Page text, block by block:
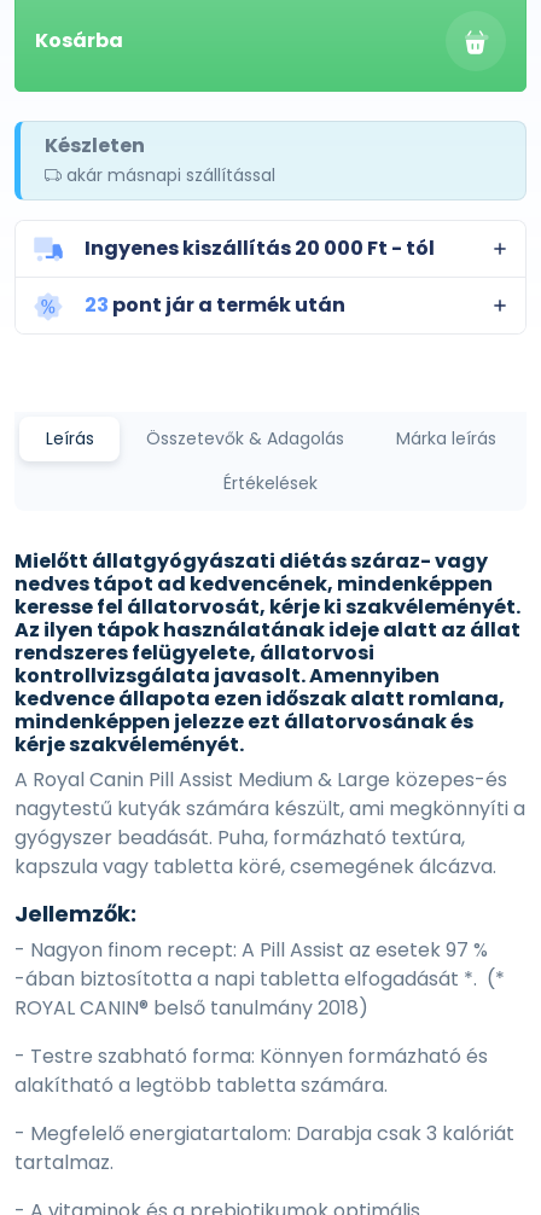
Kosárba
Készleten
akár másnapi szállítással
Ingyenes kiszállítás 20 000 Ft - tól
23 pont jár a termék után
Leírás Összetevők & Adagolás
Márka leírás
Értékelések
Mielőtt állatgyógyászati diétás száraz- vagy
nedves tápot ad kedvencének, mindenképpen
keresse fel állatorvosát, kérje ki szakvéleményét.
Az ilyen tápok használatának ideje alatt az állat
rendszeres felügyelete, állatorvosi
kontrollvizsgálata javasolt. Amennyiben
kedvence állapota ezen időszak alatt romlana,
mindenképpen jelezze ezt állatorvosának és
kérje szakvéleményét.
A Royal Canin Pill Assist Medium & Large közepes-és
nagytestű kutyák számára készült, ami megkönnyíti a
gyógyszer beadását. Puha, formázható textúra,
kapszula vagy tabletta köré, csemegének álcázva.
Jellemzők:
- Nagyon finom recept: A Pill Assist az esetek 97 %
-ában biztosította a napi tabletta elfogadását *. (*
ROYAL CANIN® belső tanulmány 2018)
- Testre szabható forma: Könnyen formázható és
alakítható a legtöbb tabletta számára.
- Megfelelő energiatartalom: Darabja csak 3 kalóriát
tartalmaz.